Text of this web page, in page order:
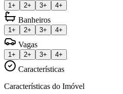
1+ 2+ 3+ 4+
Banheiros
1+ 2+ 3+ 4+
Vagas
1+ 2+ 3+ 4+
Características
Características do Imóvel